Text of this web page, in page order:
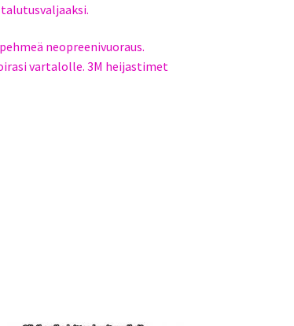
neopreenivuoraus.
vartalolle. 3M heijastimet